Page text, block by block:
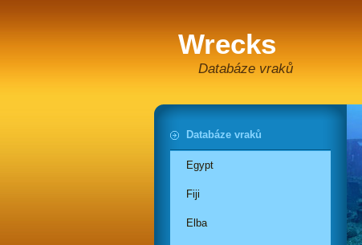
Wrecks
Databáze vraků
Databáze vraků
Egypt
Fiji
Elba